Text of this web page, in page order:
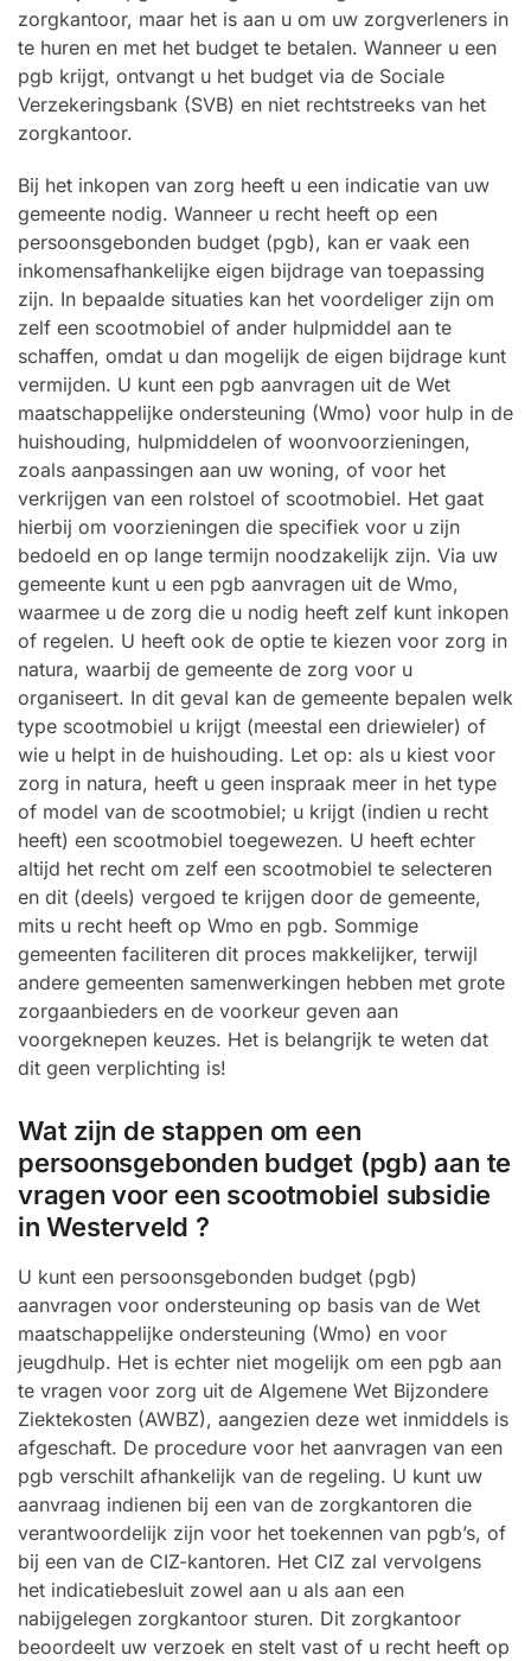
zorgkantoor, maar het is aan u om uw zorgverleners in
te huren en met het budget te betalen. Wanneer u een
pgb krijgt, ontvangt u het budget via de Sociale
Verzekeringsbank (SVB) en niet rechtstreeks van het
zorgkantoor.
Bij het inkopen van zorg heeft u een indicatie van uw
gemeente nodig. Wanneer u recht heeft op een
persoonsgebonden budget (pgb), kan er vaak een
inkomensafhankelijke eigen bijdrage van toepassing
zijn. In bepaalde situaties kan het voordeliger zijn om
zelf een scootmobiel of ander hulpmiddel aan te
schaffen, omdat u dan mogelijk de eigen bijdrage kunt
vermijden. U kunt een pgb aanvragen uit de Wet
maatschappelijke ondersteuning (Wmo) voor hulp in de
huishouding, hulpmiddelen of woonvoorzieningen,
zoals aanpassingen aan uw woning, of voor het
verkrijgen van een rolstoel of scootmobiel. Het gaat
hierbij om voorzieningen die specifiek voor u zijn
bedoeld en op lange termijn noodzakelijk zijn. Via uw
gemeente kunt u een pgb aanvragen uit de Wmo,
waarmee u de zorg die u nodig heeft zelf kunt inkopen
of regelen. U heeft ook de optie te kiezen voor zorg in
natura, waarbij de gemeente de zorg voor u
organiseert. In dit geval kan de gemeente bepalen welk
type scootmobiel u krijgt (meestal een driewieler) of
wie u helpt in de huishouding. Let op: als u kiest voor
zorg in natura, heeft u geen inspraak meer in het type
of model van de scootmobiel; u krijgt (indien u recht
heeft) een scootmobiel toegewezen. U heeft echter
altijd het recht om zelf een scootmobiel te selecteren
en dit (deels) vergoed te krijgen door de gemeente,
mits u recht heeft op Wmo en pgb. Sommige
gemeenten faciliteren dit proces makkelijker, terwijl
andere gemeenten samenwerkingen hebben met grote
zorgaanbieders en de voorkeur geven aan
voorgeknepen keuzes. Het is belangrijk te weten dat
dit geen verplichting is!
Wat zijn de stappen om een
persoonsgebonden budget (pgb) aan te
vragen voor een scootmobiel subsidie
in Westerveld ?
U kunt een persoonsgebonden budget (pgb)
aanvragen voor ondersteuning op basis van de Wet
maatschappelijke ondersteuning (Wmo) en voor
jeugdhulp. Het is echter niet mogelijk om een pgb aan
te vragen voor zorg uit de Algemene Wet Bijzondere
Ziektekosten (AWBZ), aangezien deze wet inmiddels is
afgeschaft. De procedure voor het aanvragen van een
pgb verschilt afhankelijk van de regeling. U kunt uw
aanvraag indienen bij een van de zorgkantoren die
verantwoordelijk zijn voor het toekennen van pgb’s, of
bij een van de CIZ-kantoren. Het CIZ zal vervolgens
het indicatiebesluit zowel aan u als aan een
nabijgelegen zorgkantoor sturen. Dit zorgkantoor
beoordeelt uw verzoek en stelt vast of u recht heeft op